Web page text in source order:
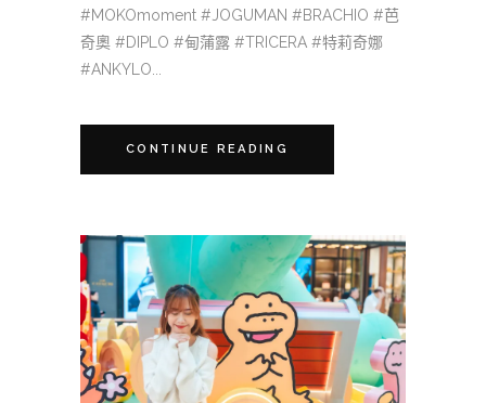
#MOKOmoment #JOGUMAN #BRACHIO #芭
奇奧 #DIPLO #甸蒲露 #TRICERA #特莉奇娜
#ANKYLO...
CONTINUE READING